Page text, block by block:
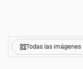
Todas las imágenes